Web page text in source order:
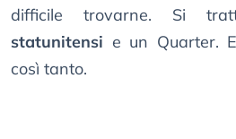
difficile trovarne. Si
statunitensi e un Quarter.
così tanto.